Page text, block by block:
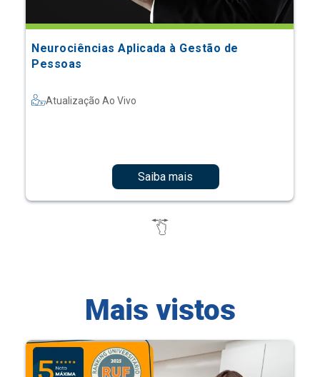
Neurociências Aplicada à Gestão de
Pessoas
Atualização Ao Vivo
Saiba mais
Mais vistos